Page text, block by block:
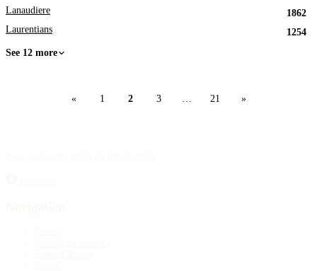
Lanaudiere
1862
Laurentians
1254
See 12 more
« 1 2 3 … 21 »